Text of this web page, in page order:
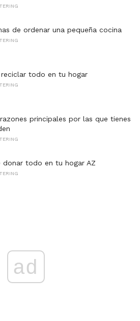
de ordenar una pequeña cocina
todo en tu hogar
principales por las que tienes
donar todo en tu hogar AZ
ad